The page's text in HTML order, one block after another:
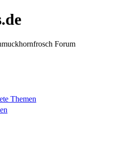
Forum
Themen